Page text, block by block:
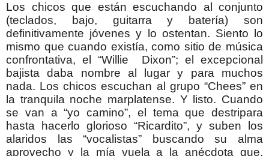
Los chicos que están escuchando al conjunto
(teclados, bajo, guitarra y batería) son
definitivamente jóvenes y lo ostentan. Siento lo
mismo que cuando existía, como sitio de música
confrontativa, el “Willie Dixon”; el excepcional
bajista daba nombre al lugar y para muchos
nada. Los chicos escuchan al grupo “Chees” en
la tranquila noche marplatense. Y listo. Cuando
se van a “yo camino”, el tema que destripara
hasta hacerlo glorioso “Ricardito”, y suben los
alaridos las “vocalistas” buscando su alma
aprovecho y la mía vuela a la anécdota que,